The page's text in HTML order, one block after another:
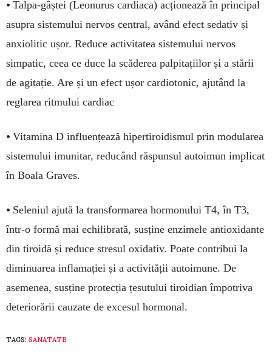
• Talpa-gâștei (Leonurus cardiaca) acționează în principal
asupra sistemului nervos central, având efect sedativ și
anxiolitic ușor. Reduce activitatea sistemului nervos
simpatic, ceea ce duce la scăderea palpitațiilor și a stării
de agitație. Are și un efect ușor cardiotonic, ajutând la
reglarea ritmului cardiac
• Vitamina D influențează hipertiroidismul prin modularea
sistemului imunitar, reducând răspunsul autoimun implicat
în Boala Graves.
• Seleniul ajută la transformarea hormonului T4, în T3,
într-o formă mai echilibrată, susține enzimele antioxidante
din tiroidă și reduce stresul oxidativ. Poate contribui la
diminuarea inflamației și a activității autoimune. De
asemenea, susține protecția țesutului tiroidian împotriva
deteriorării cauzate de excesul hormonal.
TAGS: SANATATE